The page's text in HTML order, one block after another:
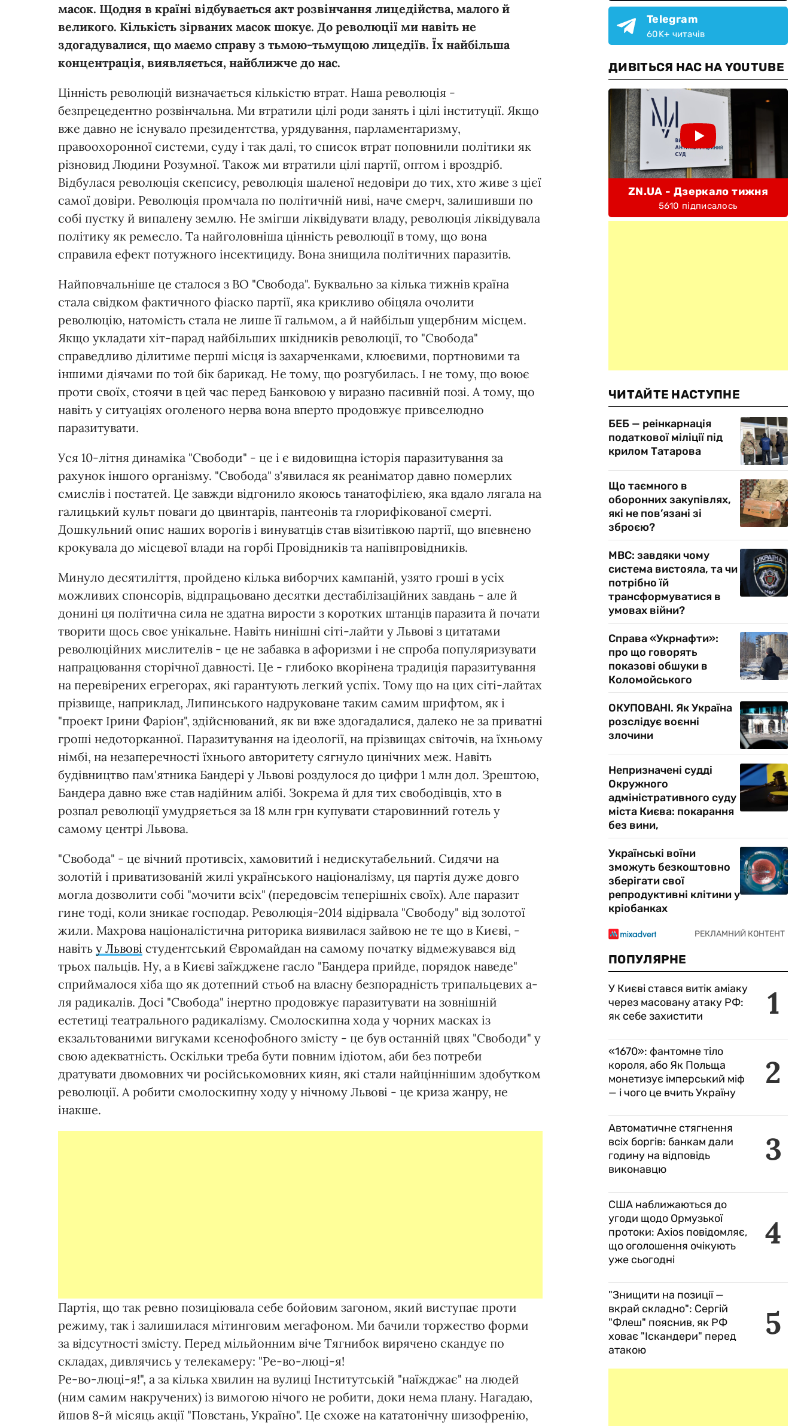
масок. Щодня в країні відбувається акт розвінчання лицедійства, малого й
великого. Кількість зірваних масок шокує. До революції ми навіть не
здогадувалися, що маємо справу з тьмою-тьмущою лицедіїв. Їх найбільша
концентрація, виявляється, найближче до нас.
Цінність революцій визначається кількістю втрат. Наша революція -
безпрецедентно розвінчальна. Ми втратили цілі роди занять і цілі інституції. Якщо
вже давно не існувало президентства, урядування, парламентаризму,
правоохоронної системи, суду і так далі, то список втрат поповнили політики як
різновид Людини Розумної. Також ми втратили цілі партії, оптом і вроздріб.
Відбулася революція скепсису, революція шаленої недовіри до тих, хто живе з цієї
самої довіри. Революція промчала по політичній ниві, наче смерч, залишивши по
собі пустку й випалену землю. Не змігши ліквідувати владу, революція ліквідувала
політику як ремесло. Та найголовніша цінність революції в тому, що вона
справила ефект потужного інсектициду. Вона знищила політичних паразитів.
Найповчальніше це сталося з ВО "Свобода". Буквально за кілька тижнів країна
стала свідком фактичного фіаско партії, яка крикливо обіцяла очолити
революцію, натомість стала не лише її гальмом, а й найбільш ущербним місцем.
Якщо укладати хіт-парад найбільших шкідників революції, то "Свобода"
справедливо ділитиме перші місця із захарченками, клюєвими, портновими та
іншими діячами по той бік барикад. Не тому, що розгубилась. І не тому, що воює
проти своїх, стоячи в цей час перед Банковою у виразно пасивній позі. А тому, що
навіть у ситуаціях оголеного нерва вона вперто продовжує привселюдно
паразитувати.
Уся 10-літня динаміка "Свободи" - це і є видовищна історія паразитування за
рахунок іншого організму. "Свобода" з'явилася як реаніматор давно померлих
смислів і постатей. Це завжди відгонило якоюсь танатофілією, яка вдало лягала на
галицький культ поваги до цвинтарів, пантеонів та глорифікованої смерті.
Дошкульний опис наших ворогів і винуватців став візитівкою партії, що впевнено
крокувала до місцевої влади на горбі Провідників та напівпровідників.
Минуло десятиліття, пройдено кілька виборчих кампаній, узято гроші в усіх
можливих спонсорів, відпрацьовано десятки дестабілізаційних завдань - але й
донині ця політична сила не здатна вирости з коротких штанців паразита й почати
творити щось своє унікальне. Навіть нинішні сіті-лайти у Львові з цитатами
революційних мислителів - це не забавка в афоризми і не спроба популяризувати
напрацювання сторічної давності. Це - глибоко вкорінена традиція паразитування
на перевірених егрегорах, які гарантують легкий успіх. Тому що на цих сіті-лайтах
прізвище, наприклад, Липинського надруковане таким самим шрифтом, як і
"проект Ірини Фаріон", здійснюваний, як ви вже здогадалися, далеко не за приватні
гроші недоторканної. Паразитування на ідеології, на прізвищах світочів, на їхньому
німбі, на незаперечності їхнього авторитету сягнуло цинічних меж. Навіть
будівництво пам'ятника Бандері у Львові роздулося до цифри 1 млн дол. Зрештою,
Бандера давно вже став надійним алібі. Зокрема й для тих свободівців, хто в
розпал революції умудряється за 18 млн грн купувати старовинний готель у
самому центрі Львова.
"Свобода" - це вічний противсіх, хамовитий і недискутабельний. Сидячи на
золотій і приватизованій жилі українського націоналізму, ця партія дуже довго
могла дозволити собі "мочити всіх" (передовсім теперішніх своїх). Але паразит
гине тоді, коли зникає господар. Революція-2014 відірвала "Свободу" від золотої
жили. Махрова націоналістична риторика виявилася зайвою не те що в Києві, -
навіть у Львові студентський Євромайдан на самому початку відмежувався від
трьох пальців. Ну, а в Києві заїжджене гасло "Бандера прийде, порядок наведе"
сприймалося хіба що як дотепний стьоб на власну безпорадність трипальцевих а-
ля радикалів. Досі "Свобода" інертно продовжує паразитувати на зовнішній
естетиці театрального радикалізму. Смолоскипна хода у чорних масках із
екзальтованими вигуками ксенофобного змісту - це був останній цвях "Свободи" у
свою адекватність. Оскільки треба бути повним ідіотом, аби без потреби
дратувати двомовних чи російськомовних киян, які стали найціннішим здобутком
революції. А робити смолоскипну ходу у нічному Львові - це криза жанру, не
інакше.
Партія, що так ревно позиціювала себе бойовим загоном, який виступає проти
режиму, так і залишилася мітинговим мегафоном. Ми бачили торжество форми
за відсутності змісту. Перед мільйонним віче Тягнибок вирячено скандує по
складах, дивлячись у телекамеру: "Ре-во-люці-я!
Ре-во-люці-я!", а за кілька хвилин на вулиці Інститутській "наїжджає" на людей
(ним самим накручених) із вимогою нічого не робити, доки нема плану. Нагадаю,
йшов 8-й місяць акції "Повстань, Україно". Це схоже на кататонічну шизофренію,
Telegram
60K+ читачів
ДИВІТЬСЯ НАС НА YOUTUBE
ZN.UA - Дзеркало тижня
5610 підписалось
ЧИТАЙТЕ НАСТУПНЕ
БЕБ — реінкарнація
податкової міліції під
крилом Татарова
Що таємного в
оборонних закупівлях,
які не пов’язані зі
зброєю?
МВС: завдяки чому
система вистояла, та чи
потрібно їй
трансформуватися в
умовах війни?
Справа «Укрнафти»:
про що говорять
показові обшуки в
Коломойського
ОКУПОВАНІ. Як Україна
розслідує воєнні
злочини
Непризначені судді
Окружного
адміністративного суду
міста Києва: покарання
без вини,
Українські воїни
зможуть безкоштовно
зберігати свої
репродуктивні клітини у
кріобанках
ПОПУЛЯРНЕ
1
У Києві стався витік аміаку
через масовану атаку РФ:
як себе захистити
2
«1670»: фантомне тіло
короля, або Як Польща
монетизує імперський міф
— і чого це вчить Україну
3
Автоматичне стягнення
всіх боргів: банкам дали
годину на відповідь
виконавцю
4
США наближаються до
угоди щодо Ормузької
протоки: Axios повідомляє,
що оголошення очікують
уже сьогодні
5
"Знищити на позиції —
вкрай складно": Сергій
"Флеш" пояснив, як РФ
ховає "Іскандери" перед
атакою